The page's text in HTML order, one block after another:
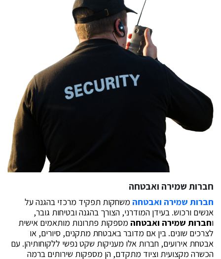
חברות שמירה ואבטחה
חברות שמירה ואבטחהמשחקות תפקיד מרכזי בהגנה על
אנשים ורכוש. בעידן המודרני, הצורך בהגנה ובטיחות גובר,
וחברות שמירה ואבטחהמספקות פתרונות מותאמים אישית
לצרכים שונים. בין אם מדובר באבטחת מתקנים, סיורים, או
אבטחת אירועים, חברות אלו מעניקות שקט נפשי ללקוחותיהן. עם
הכשרה מקצועית וציוד מתקדם, הן מספקות שירותים ברמה